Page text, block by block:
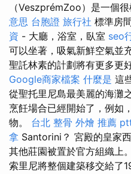
（VeszprémZoo）是一個很
意思 台胞證 旅行社 標準房
資 - 大廳，浴室，臥室 seo
可以坐著，吸氣新鮮空氣並
聖託林素的計劃將有更多更
Google商家檔案 什麼是 這
從聖托里尼島最美麗的海灘
烹飪場合已經開始了，例如
物。 台北 整骨 外燴 推薦
拿 Santorini？ 宮殿的皇家
其他莊園被置於官方組織上。
索里尼將整個建築移交給了